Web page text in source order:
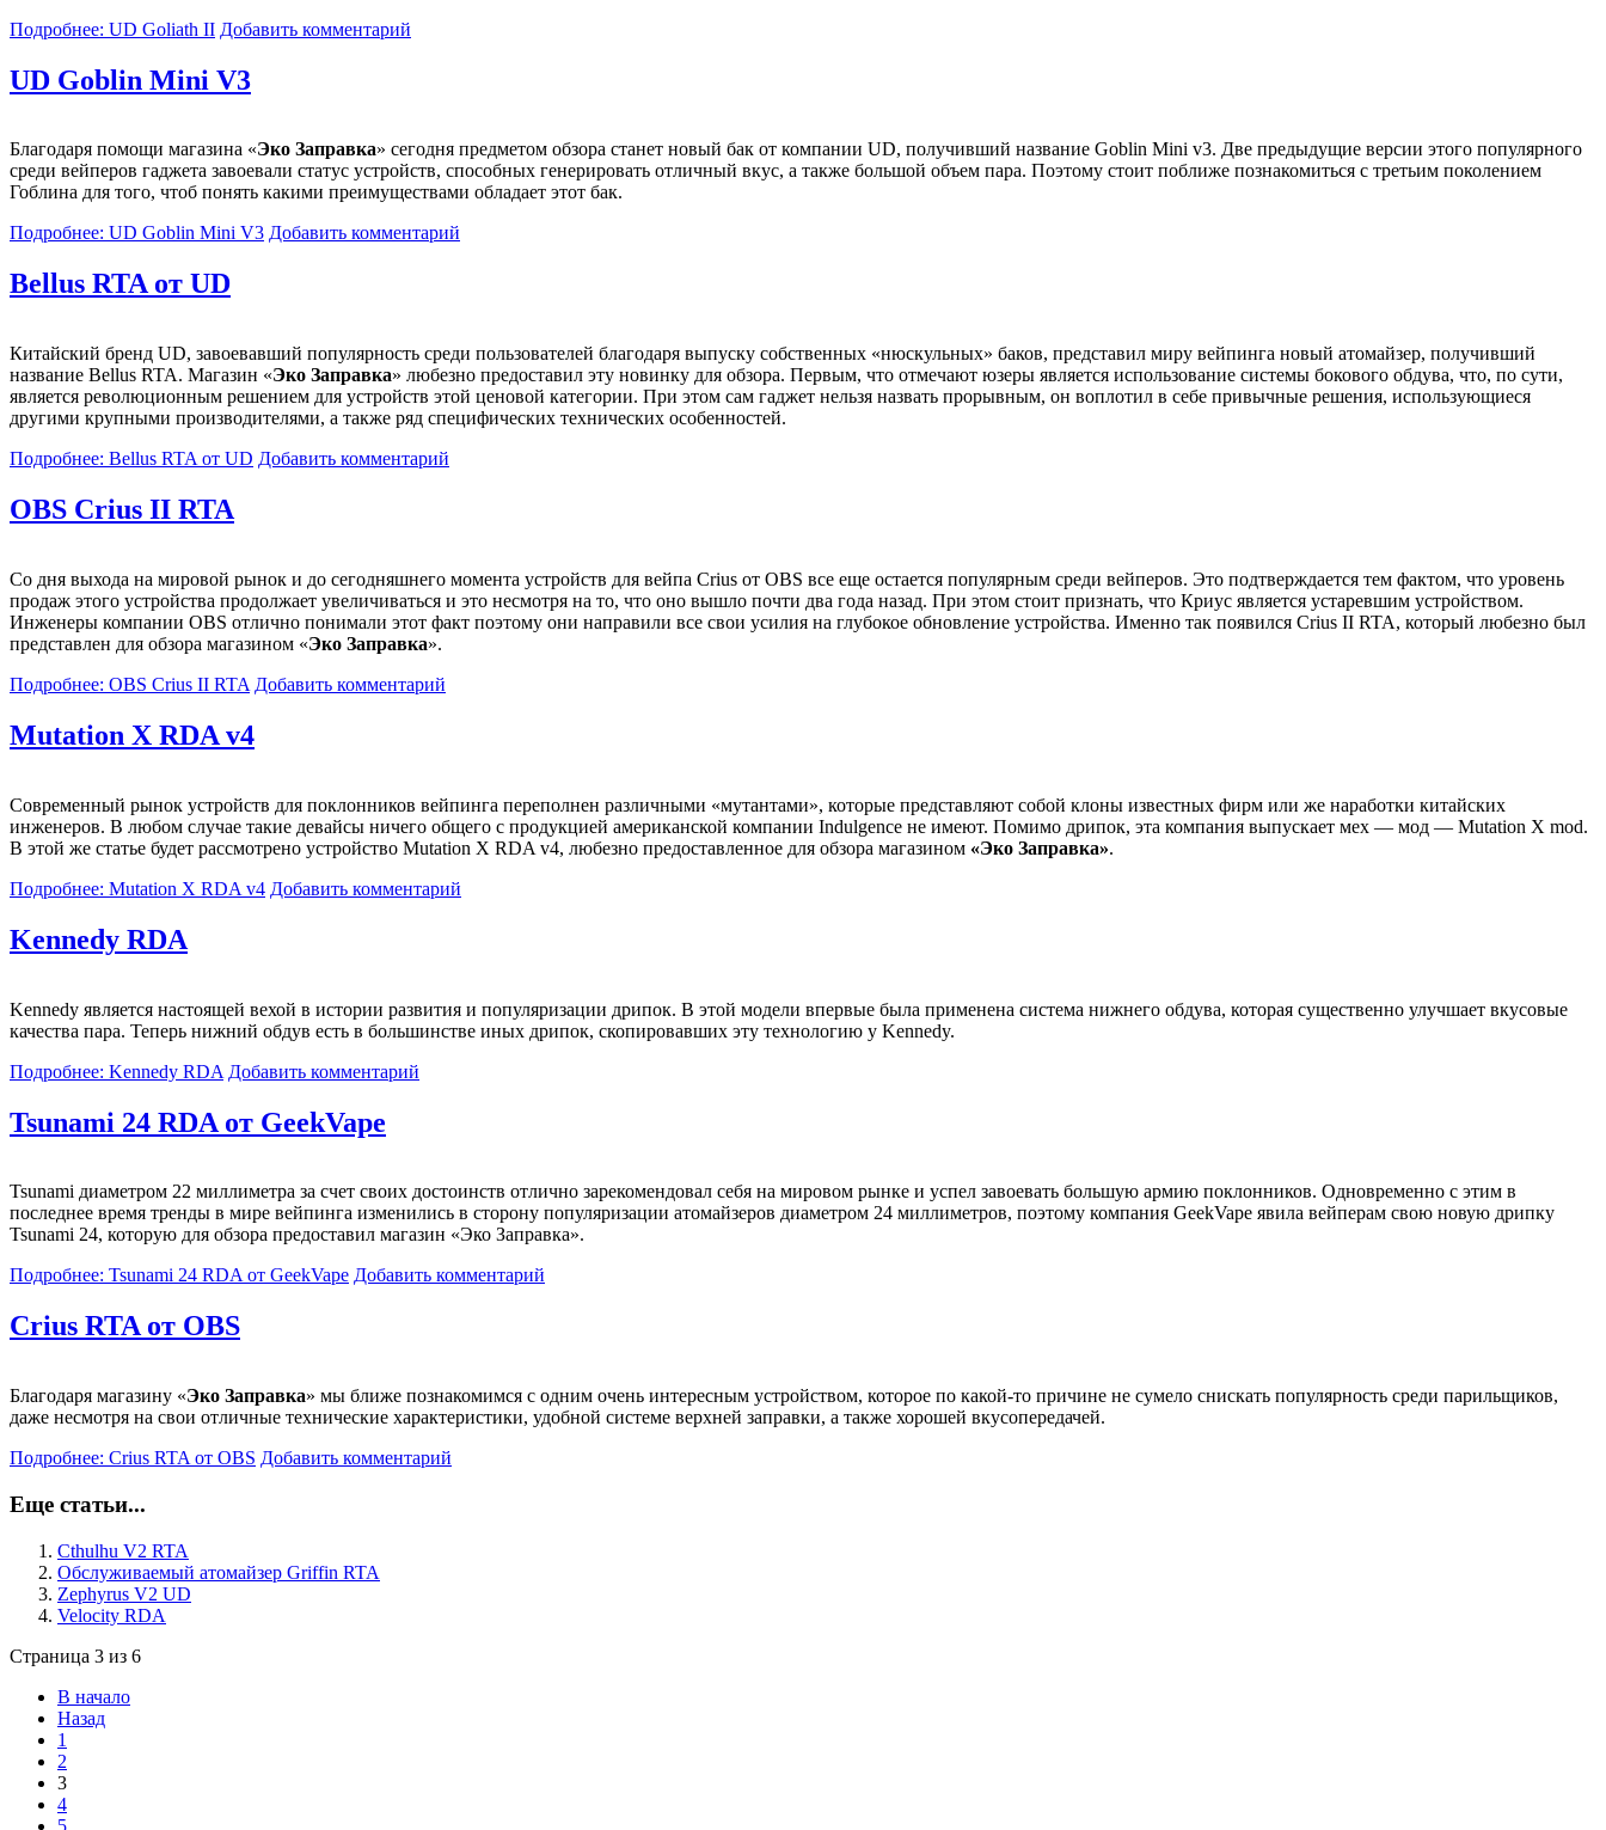
Подробнее: UD Goliath II Добавить комментарий
UD Goblin Mini V3
Благодаря помощи магазина «Эко Заправка» сегодня предметом обзора станет новый бак от компании UD, получивший название Goblin Mini v3. Две предыдущие версии этого популярного
среди вейперов гаджета завоевали статус устройств, способных генерировать отличный вкус, а также большой объем пара. Поэтому стоит поближе познакомиться с третьим поколением
Гоблина для того, чтоб понять какими преимуществами обладает этот бак.
Подробнее: UD Goblin Mini V3 Добавить комментарий
Bellus RTA от UD
Китайский бренд UD, завоевавший популярность среди пользователей благодаря выпуску собственных «нюскульных» баков, представил миру вейпинга новый атомайзер, получивший
название Bellus RTA. Магазин «Эко Заправка» любезно предоставил эту новинку для обзора. Первым, что отмечают юзеры является использование системы бокового обдува, что, по сути,
является революционным решением для устройств этой ценовой категории. При этом сам гаджет нельзя назвать прорывным, он воплотил в себе привычные решения, использующиеся
другими крупными производителями, а также ряд специфических технических особенностей.
Подробнее: Bellus RTA от UD Добавить комментарий
OBS Crius II RTA
Со дня выхода на мировой рынок и до сегодняшнего момента устройств для вейпа Crius от OBS все еще остается популярным среди вейперов. Это подтверждается тем фактом, что уровень
продаж этого устройства продолжает увеличиваться и это несмотря на то, что оно вышло почти два года назад. При этом стоит признать, что Криус является устаревшим устройством.
Инженеры компании OBS отлично понимали этот факт поэтому они направили все свои усилия на глубокое обновление устройства. Именно так появился Crius II RTA, который любезно был
представлен для обзора магазином «Эко Заправка».
Подробнее: OBS Crius II RTA Добавить комментарий
Mutation X RDA v4
Современный рынок устройств для поклонников вейпинга переполнен различными «мутантами», которые представляют собой клоны известных фирм или же наработки китайских
инженеров. В любом случае такие девайсы ничего общего с продукцией американской компании Indulgence не имеют. Помимо дрипок, эта компания выпускает мех — мод — Mutation X mod.
В этой же статье будет рассмотрено устройство Mutation X RDA v4, любезно предоставленное для обзора магазином «Эко Заправка».
Подробнее: Mutation X RDA v4 Добавить комментарий
Kennedy RDA
Kennedy является настоящей вехой в истории развития и популяризации дрипок. В этой модели впервые была применена система нижнего обдува, которая существенно улучшает вкусовые
качества пара. Теперь нижний обдув есть в большинстве иных дрипок, скопировавших эту технологию у Kennedy.
Подробнее: Kennedy RDA Добавить комментарий
Tsunami 24 RDA от GeekVape
Tsunami диаметром 22 миллиметра за счет своих достоинств отлично зарекомендовал себя на мировом рынке и успел завоевать большую армию поклонников. Одновременно с этим в
последнее время тренды в мире вейпинга изменились в сторону популяризации атомайзеров диаметром 24 миллиметров, поэтому компания GeekVape явила вейперам свою новую дрипку
Tsunami 24, которую для обзора предоставил магазин «Эко Заправка».
Подробнее: Tsunami 24 RDA от GeekVape Добавить комментарий
Crius RTA от OBS
Благодаря магазину «Эко Заправка» мы ближе познакомимся с одним очень интересным устройством, которое по какой-то причине не сумело снискать популярность среди парильщиков,
даже несмотря на свои отличные технические характеристики, удобной системе верхней заправки, а также хорошей вкусопередачей.
Подробнее: Crius RTA от OBS Добавить комментарий
Еще статьи...
Cthulhu V2 RTA
Обслуживаемый атомайзер Griffin RTA
Zephyrus V2 UD
Velocity RDA
Страница 3 из 6
В начало
Назад
1
2
3
4
5